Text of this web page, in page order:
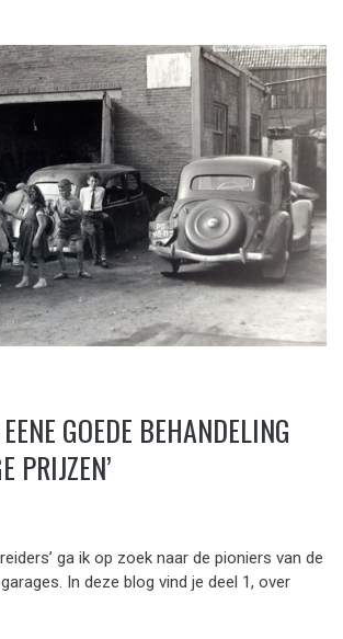
GOEDE BEHANDELING
PRIJZEN’
ga ik op zoek naar de pioniers van de
In deze blog vind je deel 1, over